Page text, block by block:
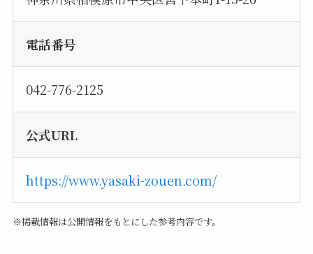
電話番号
042-776-2125
公式URL
https://www.yasaki-zouen.com/
※掲載情報は公開情報をもとにした参考内容です。